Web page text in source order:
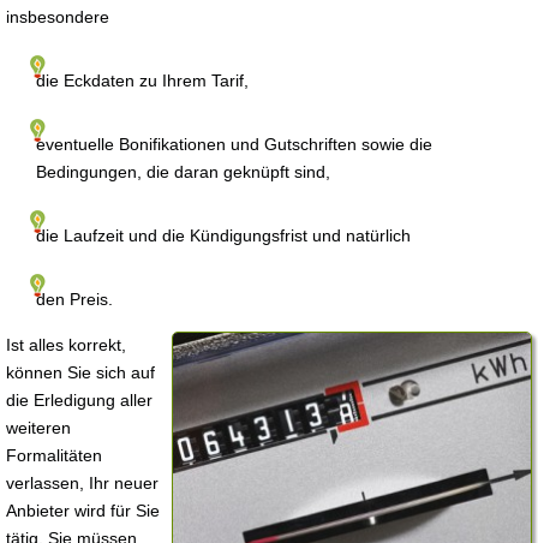
insbesondere
die Eckdaten zu Ihrem Tarif,
eventuelle Bonifikationen und Gutschriften sowie die
Bedingungen, die daran geknüpft sind,
die Laufzeit und die Kündigungsfrist und natürlich
den Preis.
Ist alles korrekt,
können Sie sich auf
die Erledigung aller
weiteren
Formalitäten
verlassen, Ihr neuer
Anbieter wird für Sie
tätig. Sie müssen